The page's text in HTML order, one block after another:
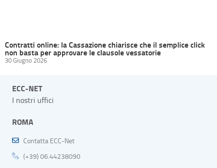
Contratti online: la Cassazione chiarisce che il semplice click
non basta per approvare le clausole vessatorie
30 Giugno 2026
ECC-NET
I nostri uffici
ROMA
Contatta ECC-Net
(+39) 06.44238090